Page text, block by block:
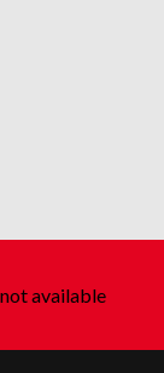
not available